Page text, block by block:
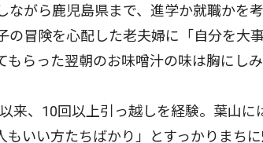
ながら鹿児島県まで、進学か就職かを
の冒険を心配した老夫婦に「自分を大
もらった翌朝のお味噌汁の味は胸にしみ
、10回以上引っ越しを経験。葉山に
もいい方たちばかり」とすっかりまち